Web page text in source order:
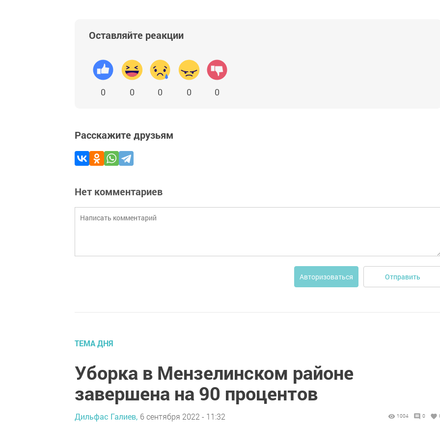
Оставляйте реакции
0 0 0 0 0
Расскажите друзьям
Нет комментариев
Авторизоваться Отправить
ТЕМА ДНЯ
Уборка в Мензелинском районе
завершена на 90 процентов
Дильфас Галиев, 6 сентября 2022 - 11:32 1004 0